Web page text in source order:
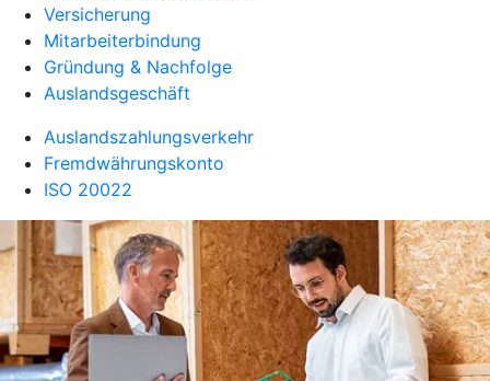
Versicherung
Mitarbeiterbindung
Gründung & Nachfolge
Auslandsgeschäft
Auslandszahlungsverkehr
Fremdwährungskonto
ISO 20022